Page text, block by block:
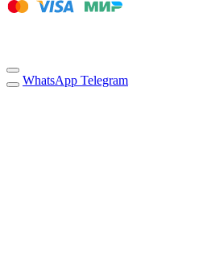
WhatsApp Telegram